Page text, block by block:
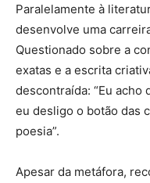
Paralelamente à
desenvolve uma
Questionado sobre a
exatas e a escrita
descontraída: “Eu
eu desligo o botão das
poesia”.
Apesar da metáfora,